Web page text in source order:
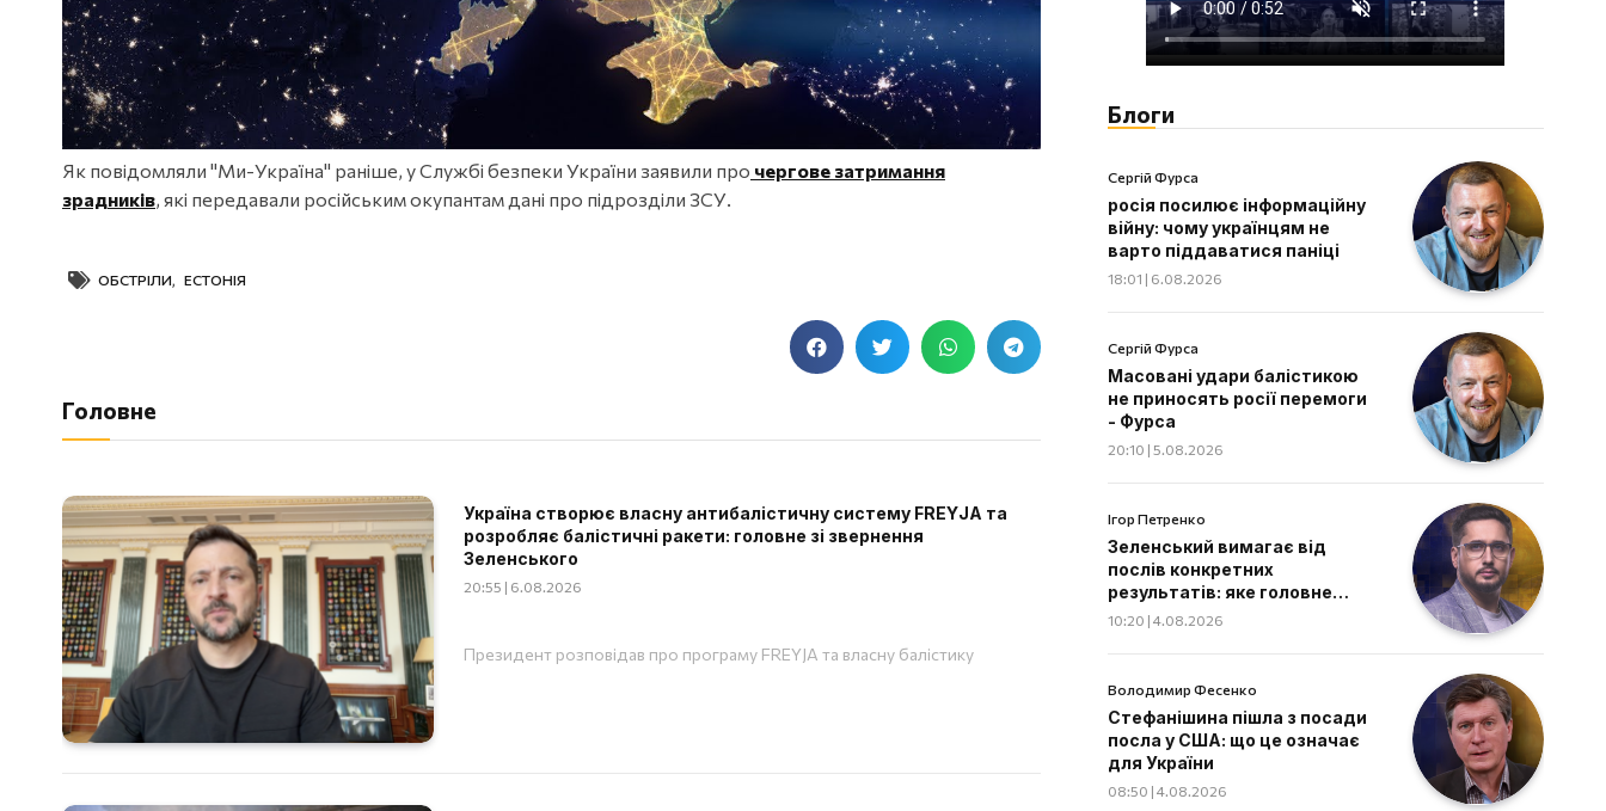
Як повідомляли "Ми-Україна" раніше, у Службі безпеки України заявили про чергове затримання
зрадників, які передавали російським окупантам дані про підрозділи ЗСУ.
ОБСТРІЛИ, ЕСТОНІЯ
Головне
Україна створює власну антибалістичну систему FREYJA та
розробляє балістичні ракети: головне зі звернення
Зеленського
20:55 | 6.08.2026
Президент розповідав про програму FREYJA та власну балістику
Блоги
Сергій Фурса
росія посилює інформаційну
війну: чому українцям не
варто піддаватися паніці
18:01 | 6.08.2026
Сергій Фурса
Масовані удари балістикою
не приносять росії перемоги
- Фурса
20:10 | 5.08.2026
Ігор Петренко
Зеленський вимагає від
послів конкретних
результатів: яке головне
завдання дипломатів
10:20 | 4.08.2026
Володимир Фесенко
Стефанішина пішла з посади
посла у США: що це означає
для України
08:50 | 4.08.2026